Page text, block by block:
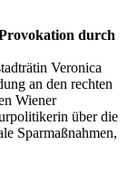
durch
Veronica
an den rechten
Wiener
über die
Sparmaßnahmen,